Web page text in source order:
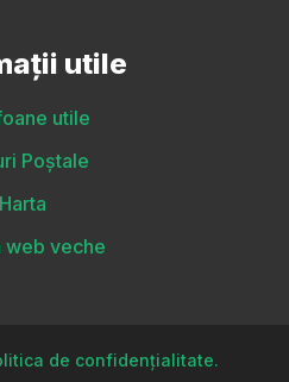
utile
utile
Poștale
Harta
web veche
de confidențialitate.